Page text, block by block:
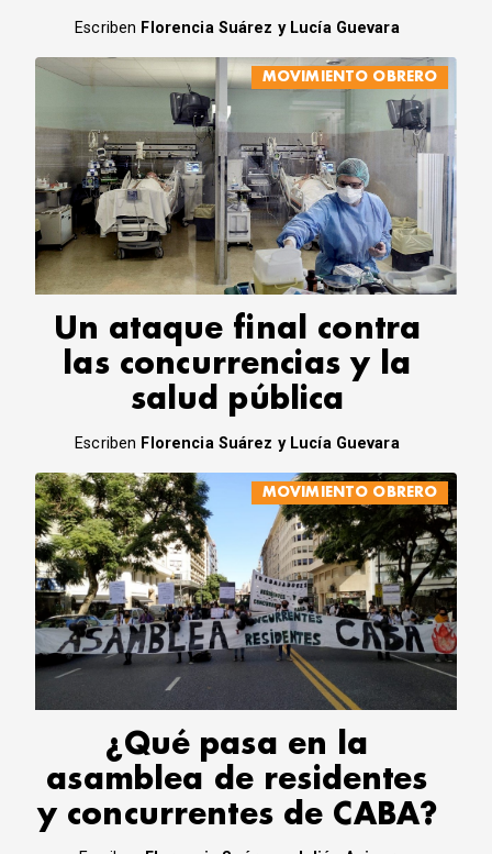
Escriben Florencia Suárez y Lucía Guevara
MOVIMIENTO OBRERO
Un ataque final contra
las concurrencias y la
salud pública
Escriben Florencia Suárez y Lucía Guevara
MOVIMIENTO OBRERO
¿Qué pasa en la
asamblea de residentes
y concurrentes de CABA?